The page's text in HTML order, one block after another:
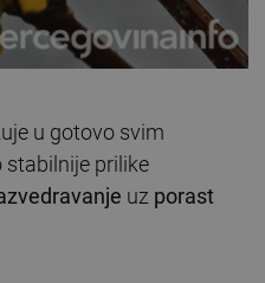
u gotovo svim
stabilnije prilike
uz porast